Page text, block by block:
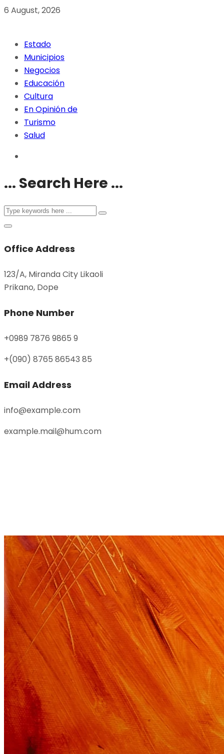
6 August, 2026
Estado
Municipios
Negocios
Educación
Cultura
En Opinión de
Turismo
Salud
... Search Here ...
Office Address
123/A, Miranda City Likaoli
Prikano, Dope
Phone Number
+0989 7876 9865 9
+(090) 8765 86543 85
Email Address
info@example.com
example.mail@hum.com